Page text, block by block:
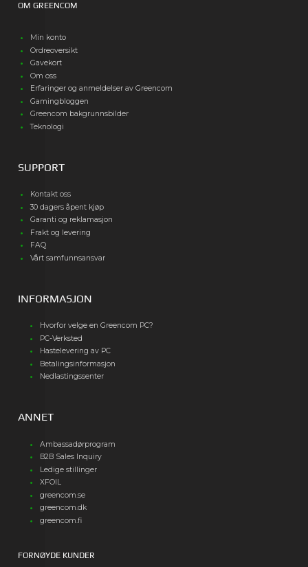
OM GREENCOM
Min konto
Ordreoversikt
Gavekort
Om oss
Erfaringer og anmeldelser av Greencom
Gamingbloggen
Greencom bakgrunnsbilder
Teknologi
SUPPORT
Kontakt oss
30 dagers åpent kjøp
Garanti og reklamasjon
Frakt og levering
FAQ
Vårt samfunnsansvar
INFORMASJON
Hvorfor velge en Greencom PC?
PC-Verksted
Hastelevering av PC
Betalingsinformasjon
Nedlastingssenter
ANNET
Ambassadørprogram
B2B Sales Inquiry
Ledige stillinger
XFOIL
greencom.se
greencom.dk
greencom.fi
FORNØYDE KUNDER